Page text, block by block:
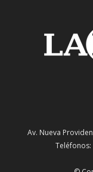
Av. Nueva
Teléfonos: